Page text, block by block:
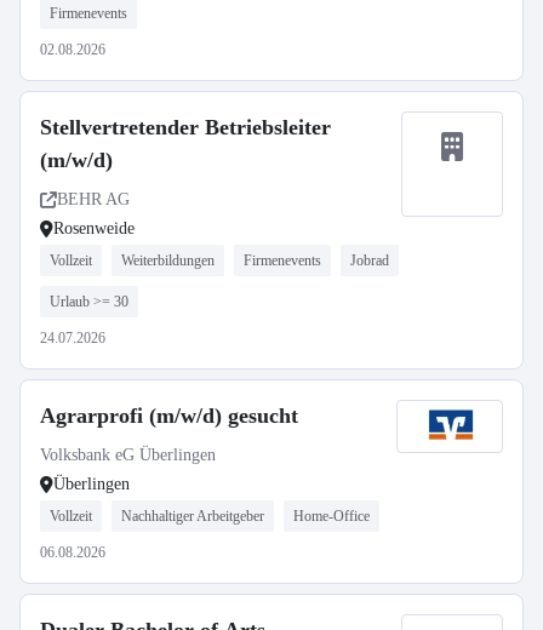
Firmenevents
02.08.2026
Stellvertretender Betriebsleiter
(m/w/d)
BEHR AG
Rosenweide
Vollzeit Weiterbildungen Firmenevents Jobrad
Urlaub >= 30
24.07.2026
Agrarprofi (m/w/d) gesucht
Volksbank eG Überlingen
Überlingen
Vollzeit Nachhaltiger Arbeitgeber Home-Office
06.08.2026